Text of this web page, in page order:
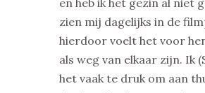
en heb ik het gezin al niet
zien mij dagelijks in de
hierdoor voelt het voor
als weg van elkaar zijn. Ik
het vaak te druk om aan